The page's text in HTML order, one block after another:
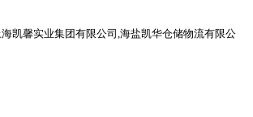
凯馨实业集团有限公司,海盐凯华仓储物流有限公